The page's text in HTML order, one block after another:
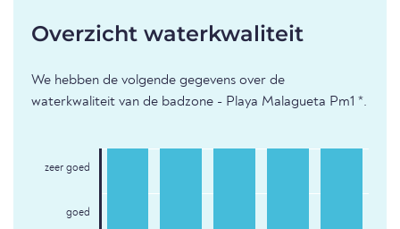
Overzicht waterkwaliteit
We hebben de volgende gegevens over de
waterkwaliteit van de badzone - Playa Malagueta Pm1 *.
zeer goed
goed